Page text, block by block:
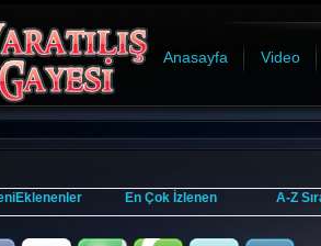
Anasayfa Video
En Çok İzlenen A-Z